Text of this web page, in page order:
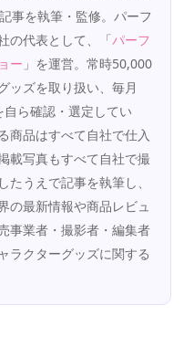
事を執筆・監修。パーフ
の代表として、「パーフ
ー 」を運営。常時50,000
ッズを取り扱い、毎月
ら確認・選定してい
商品はすべて自社で仕入
載写真もすべて自社で撮
うえで記事を執筆し、
の最新情報や商品レビュ
事業者・撮影者・編集者
ラクターグッズに関する